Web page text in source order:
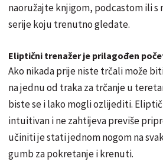
naoružajte knjigom, podcastom ili s
serije koju trenutno gledate.
Eliptični trenažer je prilagođen
Ako nikada prije niste trčali može
na jednu od traka za trčanje u
biste se i lako mogli ozlijediti.
intuitivan i ne zahtijeva previše
učiniti je stati jednom nogom na
gumb za pokretanje i krenuti.